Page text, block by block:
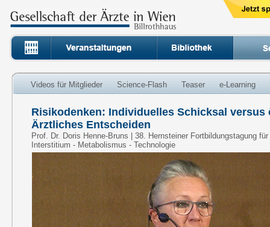
Videos für Mitglieder Science-Flash Teaser e-Learning
Risikodenken: Individuelles Schicksal
Ärztliches Entscheiden
Prof. Dr. Doris Henne-Bruns | 38. Hernsteiner Fortbildungstagung
Interstitium - Metabolismus - Technologie